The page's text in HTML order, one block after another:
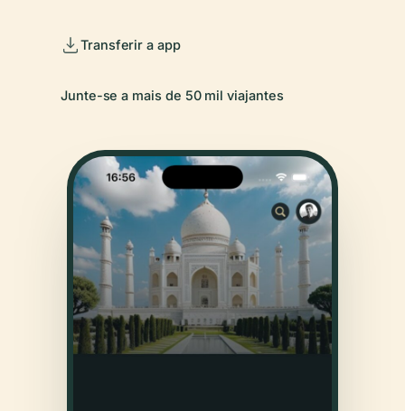
Transferir a app
Junte-se a mais de 50 mil viajantes